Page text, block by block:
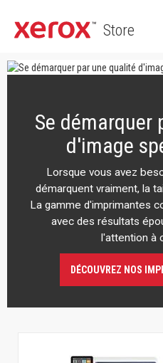
Store
Se démarquer
d'image
Lorsque vous avez
démarquent vraiment, la
La gamme d'imprimantes
avec des résultats
l'attention à
DÉCOUVREZ NOS